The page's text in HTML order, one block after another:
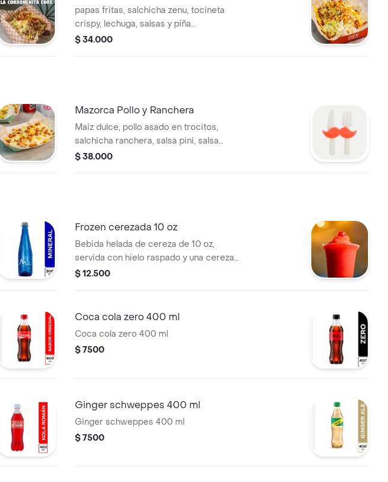
papas fritas, salchicha zenu, tocineta
crispy, lechuga, salsas y piña
caramelizada en trocitos
$ 34.000
Mazorca Pollo y Ranchera
Maiz dulce, pollo asado en trocitos,
salchicha ranchera, salsa pini, salsa
ranchera, queso mozzarella, queso
$ 38.000
Frozen cerezada 10 oz
Bebida helada de cereza de 10 oz,
servida con hielo raspado y una cereza
en la parte superior.
$ 12.500
Coca cola zero 400 ml
Coca cola zero 400 ml
$ 7500
Ginger schweppes 400 ml
Ginger schweppes 400 ml
$ 7500